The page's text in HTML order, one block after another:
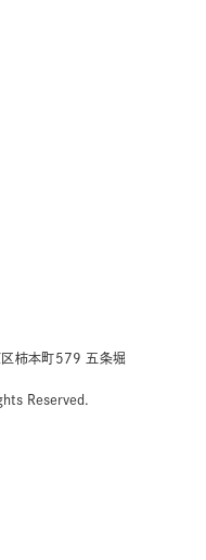
柿本町579 五条堀
Reserved.